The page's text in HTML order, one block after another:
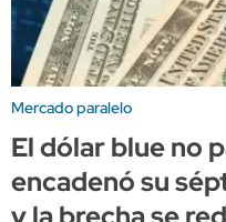
Mercado paralelo
El dólar blue no
encadenó su